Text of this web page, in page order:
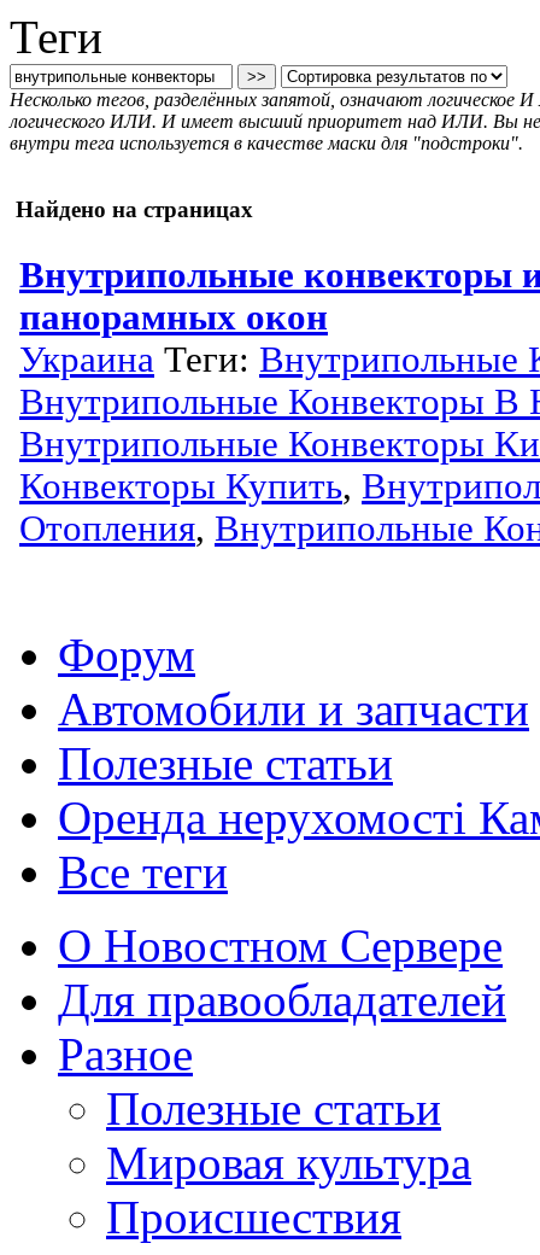
Теги
Несколько тегов, разделённых запятой, означают
логического ИЛИ. И имеет высший приоритет над ИЛИ. Вы не
внутри тега используется в качестве маски для "подстроки".
Найдено на страницах
Внутрипольные конвекторы
панорамных окон
Украина Теги: Внутрипольные
Внутрипольные Конвекторы В
Внутрипольные Конвекторы
Конвекторы Купить,
Отопления, Внутрипольные
Форум
Автомобили и запчасти
Полезные статьи
Оренда нерухомості
Все теги
О Новостном Сервере
Для правообладателей
Разное
Полезные статьи
Мировая культура
Происшествия